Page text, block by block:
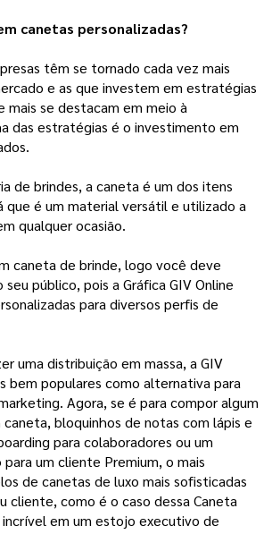
canetas personalizadas?
têm se tornado cada vez mais
e as que investem em estratégias
mais se destacam em meio à
das estratégias é o investimento em
de brindes, a caneta é um dos itens
que é um material versátil e utilizado a
qualquer ocasião.
caneta de brinde, logo você deve
público, pois a Gráfica GIV Online
para diversos perfis de
uma distribuição em massa, a GIV
bem populares como alternativa para
Agora, se é para compor algum
bloquinhos de notas com lápis e
para colaboradores ou um
um cliente Premium, o mais
de canetas de luxo mais sofisticadas
cliente, como é o caso dessa Caneta
em um estojo executivo de